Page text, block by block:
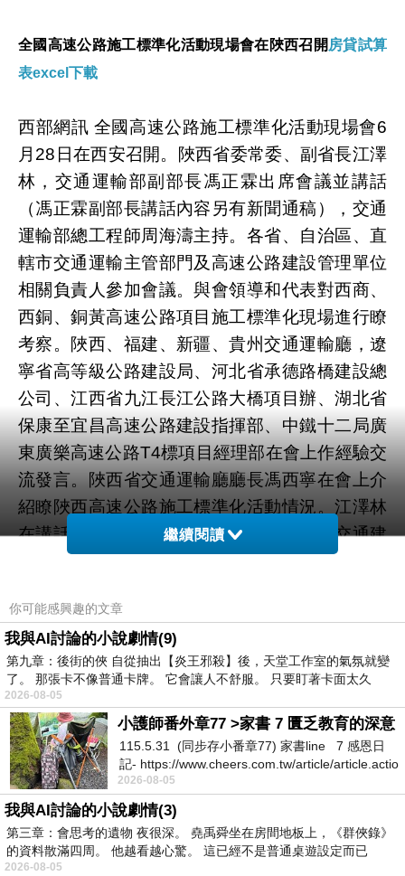
全國高速公路施工標準化活動現場會在陜西召開 房貸試算
表excel下載
西部網訊 全國高速公路施工標準化活動現場會6
月28日在西安召開。陜西省委常委、副省長江澤
林，交通運輸部副部長馮正霖出席會議並講話
（馮正霖副部長講話內容另有新聞通稿），交通
運輸部總工程師周海濤主持。各省、自治區、直
轄市交通運輸主管部門及高速公路建設管理單位
相關負責人參加會議。與會領導和代表對西商、
西銅、銅黃高速公路項目施工標準化現場進行瞭
考察。陜西、福建、新疆、貴州交通運輸廳，遼
寧省高等級公路建設局、河北省承德路橋建設總
公司、江西省九江長江公路大橋項目辦、湖北省
保康至宜昌高速公路建設指揮部、中鐵十二局廣
東廣樂高速公路T4標項目經理部在會上作經驗交
流發言。陜西省交通運輸廳廳長馮西寧在會上介
紹瞭陜西高速公路施工標準化活動情況。江澤林
在講話中說，過去的五年，陜西累計完成交通建
裡，通車裡程連續跨越2000公裡、3000公裡，
達到3803公裡，位居全國第八、西部第一。新改
建農村公路11萬公裡，公路總裡程達到15.2萬公
裡。西安火車站年旅客發送量位居全國前列，咸
陽國際機場進入世界百強行列，四通八達、內聯
外接的立體化交通網絡成為西部強省的有力“助推
器”，昔日困擾發展的交通短板正在成為競爭的新
優勢。江澤林指出，交通運輸部在全國公路建設
座談會上提出的“公路建設人本化、專業化、標準
化、信息化、精細化管理，全面推行現代工程管
繼續閱讀
你可能感興趣的文章
我與AI討論的小說劇情(9)
第九章：後街的俠 自從抽出【炎王邪殺】後，天堂工作室的氣氛就變
了。 那張卡不像普通卡牌。 它會讓人不舒服。 只要盯著卡面太久
2026-08-05
小護師番外章77 >家書 7 匱乏教育的深意
115.5.31 (同步存小番章77) 家書line 7 感恩日
記- https://www.cheers.com.tw/article/article.actio
2026-08-05
我與AI討論的小說劇情(3)
第三章：會思考的遺物 夜很深。 堯禹舜坐在房間地板上，《群俠錄》
的資料散滿四周。 他越看越心驚。 這已經不是普通桌遊設定而已
2026-08-05